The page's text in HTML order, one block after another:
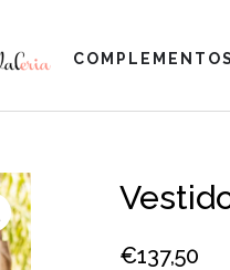
COMPLEMENTOS
€137,50